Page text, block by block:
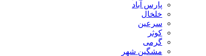
پارس آباد
خلخال
سرعین
کوثر
گرمی
مشگین شهر